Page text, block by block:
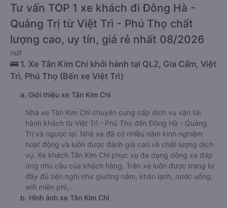
Tư vấn TOP 1 xe khách đi Đông Hà -
Quảng Trị từ Việt Trì - Phú Thọ chất
lượng cao, uy tín, giá rẻ nhất 08/2026
null
🚌 1. Xe Tân Kim Chi khởi hành tại QL2, Gia Cẩm, Việt
Trì, Phú Thọ (Bến xe Việt Trì)
a. Giới thiệu xe Tân Kim Chi
Nhà xe Tân Kim Chi chuyên cung cấp dịch vụ vận tải
hành khách từ Việt Trì - Phú Thọ đến Đông Hà - Quảng
Trị và ngược lại. Nhà xe đã có nhiều năm kinh nghiệm
hoạt động và luôn được đánh giá cao về chất lượng dịch
vụ. Xe khách Tân Kim Chi phục vụ đa dạng dòng xe đáp
ứng nhu cầu của khách hàng. Trên xe luôn được trang bị
đầy đủ tiện nghi như giường nằm, khăn lạnh, nước uống,
wifi miễn phí,...
b. Hình ảnh xe Tân Kim Chi